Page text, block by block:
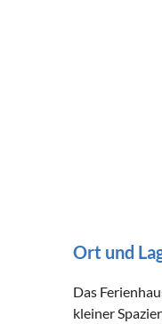
Ort und
Das
kleiner